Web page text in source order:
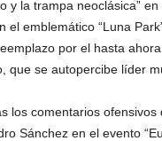
y la trampa neoclásica”
el emblemático “Luna
por el hasta
que se autopercibe líder
los comentarios
Sánchez en el evento